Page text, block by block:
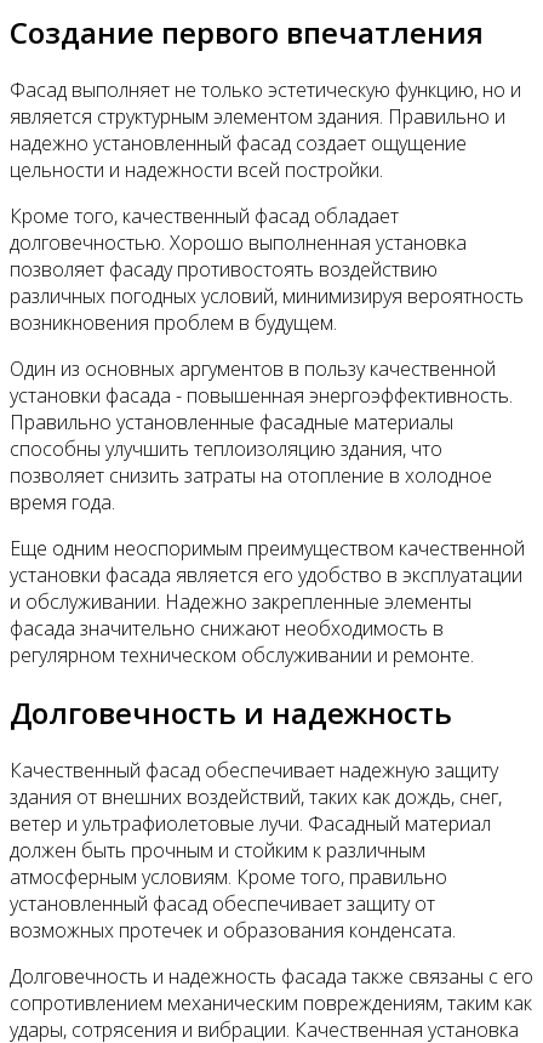
Создание первого впечатления
Фасад выполняет не только эстетическую функцию, но и
является структурным элементом здания. Правильно и
надежно установленный фасад создает ощущение
цельности и надежности всей постройки.
Кроме того, качественный фасад обладает
долговечностью. Хорошо выполненная установка
позволяет фасаду противостоять воздействию
различных погодных условий, минимизируя вероятность
возникновения проблем в будущем.
Один из основных аргументов в пользу качественной
установки фасада - повышенная энергоэффективность.
Правильно установленные фасадные материалы
способны улучшить теплоизоляцию здания, что
позволяет снизить затраты на отопление в холодное
время года.
Еще одним неоспоримым преимуществом качественной
установки фасада является его удобство в эксплуатации
и обслуживании. Надежно закрепленные элементы
фасада значительно снижают необходимость в
регулярном техническом обслуживании и ремонте.
Долговечность и надежность
Качественный фасад обеспечивает надежную защиту
здания от внешних воздействий, таких как дождь, снег,
ветер и ультрафиолетовые лучи. Фасадный материал
должен быть прочным и стойким к различным
атмосферным условиям. Кроме того, правильно
установленный фасад обеспечивает защиту от
возможных протечек и образования конденсата.
Долговечность и надежность фасада также связаны с его
сопротивлением механическим повреждениям, таким как
удары, сотрясения и вибрации. Качественная установка